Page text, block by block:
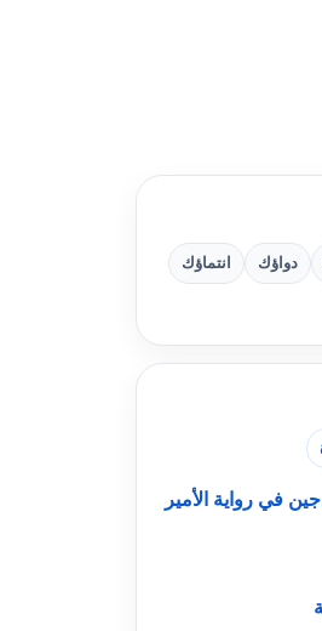
دواؤك انتماؤك
في رواية الأمير